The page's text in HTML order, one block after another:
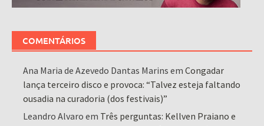
COMENTÁRIOS
Ana Maria de Azevedo Dantas Marins emCongadar
lança terceiro disco e provoca: “Talvez esteja faltando
ousadia na curadoria (dos festivais)”
Leandro Alvaro em Três perguntas: Kellven Praiano e